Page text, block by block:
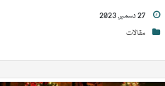
مقالات